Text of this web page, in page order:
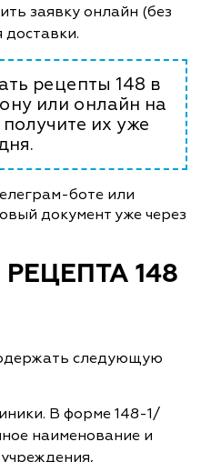
заявку онлайн (без
рецепты 148 в
или онлайн на
их уже
боте или
документ уже через
148
следующую
В форме 148-1/
наименование и